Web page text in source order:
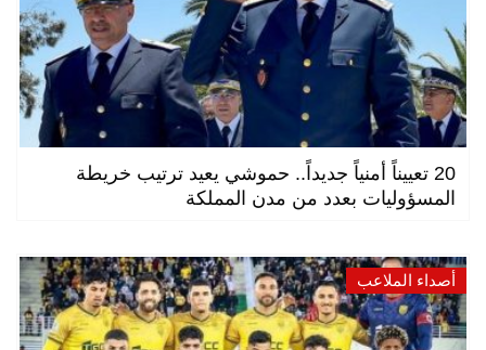
20 تعييناً أمنياً جديداً.. حموشي يعيد ترتيب خريطة
المسؤوليات بعدد من مدن المملكة
أصداء الملاعب